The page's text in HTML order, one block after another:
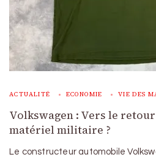
ACTUALITÉ ECONOMIE VIE DES
Volkswagen : Vers le
matériel militaire ?
Le constructeur automobile